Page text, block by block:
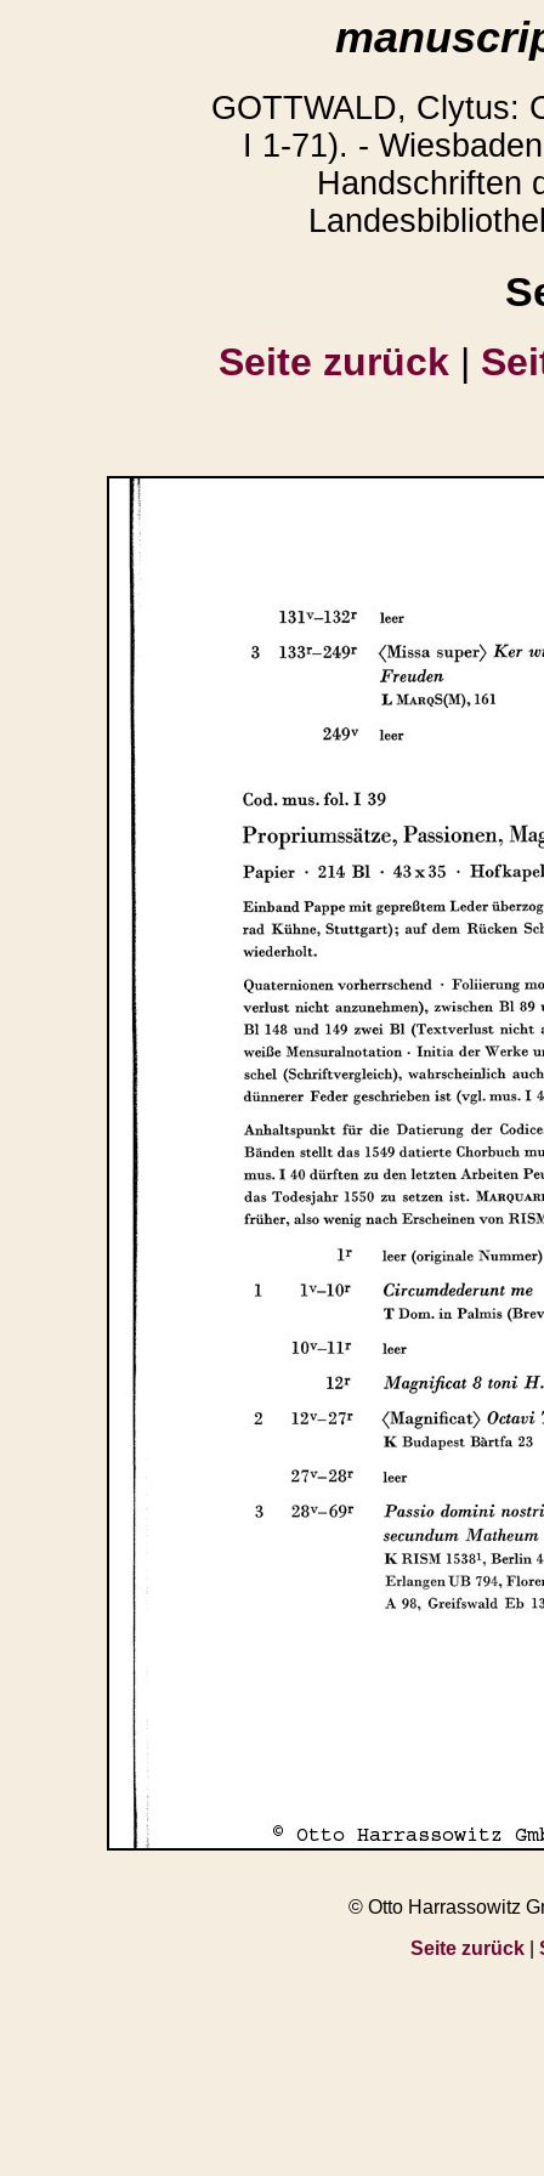
GOTTWALD, Clytus:
I 1-71). -
Handschriften
Seite zurück |
© Otto Harrassowitz
Seite zurück|